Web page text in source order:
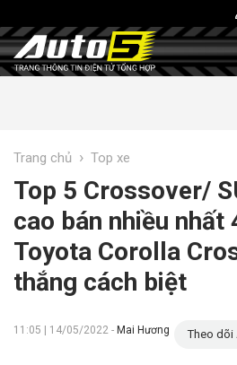
Trang chủ › Top xe
Top 5 Crossover/
cao bán nhiều nhất
Toyota Corolla
thắng cách biệt
11:05 | 14/05/2022 - Mai Hương Theo dõi